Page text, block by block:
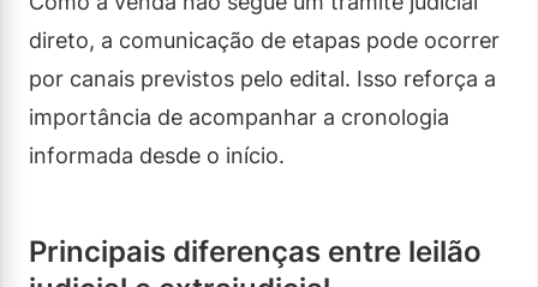
direto, a comunicação de etapas pode ocorrer
por canais previstos pelo edital. Isso reforça a
importância de acompanhar a cronologia
informada desde o início.
Principais diferenças entre leilão